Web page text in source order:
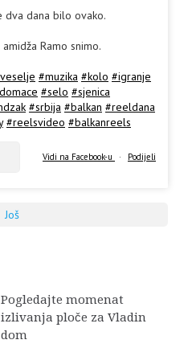
dva dana bilo ovako.
Ramo snimo.
#muzika #kolo #igranje
#selo #sjenica
#srbija #balkan #reeldana
#reelsvideo #balkanreels
Vidi na Facebook-u · Podijeli
Još
Pogledajte momenat
izlivanja ploče za Vladin
dom